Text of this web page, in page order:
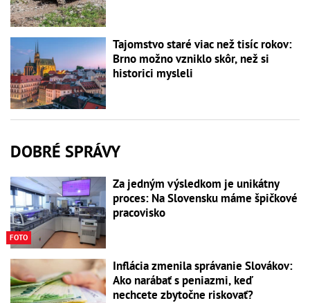
Tajomstvo staré viac než tisíc rokov:
Brno možno vzniklo skôr, než si
historici mysleli
DOBRÉ SPRÁVY
FOTO
Za jedným výsledkom je unikátny
proces: Na Slovensku máme špičkové
pracovisko
Inflácia zmenila správanie Slovákov:
Ako narábať s peniazmi, keď
nechcete zbytočne riskovať?